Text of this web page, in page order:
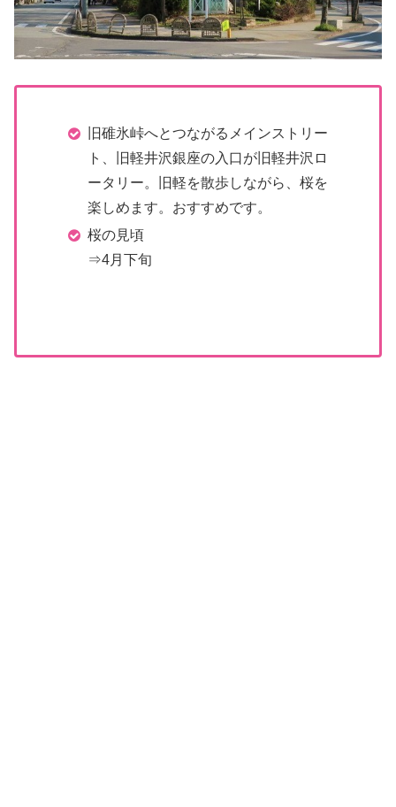
旧碓氷峠へとつながるメインストリー
ト、旧軽井沢銀座の入口が旧軽井沢ロ
ータリー。旧軽を散歩しながら、桜を
楽しめます。おすすめです。
桜の見頃
⇒4月下旬